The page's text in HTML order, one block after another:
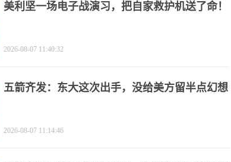
美利坚一场电子战演习，把自家救护机送了命！
2026-08-07 11:40:32
五箭齐发：东大这次出手，没给美方留半点幻想
2026-08-07 11:14:46